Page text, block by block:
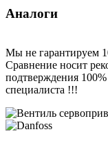
Аналоги
Мы не гарантируем
Сравнение носит
подтверждения 100%
специалиста !!!